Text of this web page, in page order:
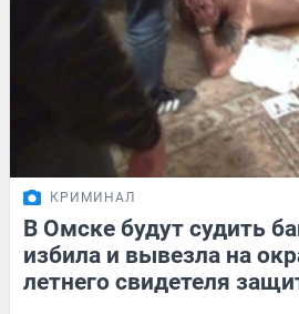
КРИМИНАЛ
В Омске будут судить
избила и вывезла на
летнего свидетеля